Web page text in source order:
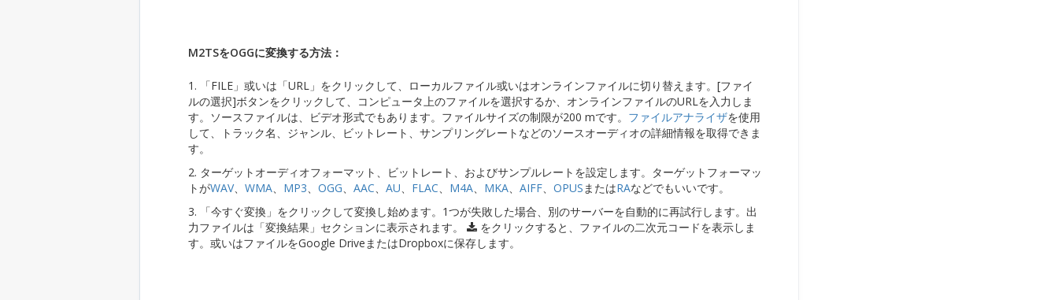
M2TSをOGGに変換する方法：
1. 「FILE」或いは「URL」をクリックして、ローカルファイル或いはオンラインファイルに切り替えます。[ファイ
ルの選択]ボタンをクリックして、コンピュータ上のファイルを選択するか、オンラインファイルのURLを入力しま
す。ソースファイルは、ビデオ形式でもあります。ファイルサイズの制限が200 mです。 ファイルアナライザを使用
して、トラック名、ジャンル、ビットレート、サンプリングレートなどのソースオーディオの詳細情報を取得できま
す。
2. ターゲットオーディオフォーマット、ビットレート、およびサンプルレートを設定します。ターゲットフォーマッ
トがWAV、 WMA、 MP3、 OGG、 AAC、 AU、 FLAC、 M4A、 MKA、 AIFF、 OPUSまたはRAなどでもいいです。
3. 「今すぐ変換」をクリックして変換し始めます。1つが失敗した場合、別のサーバーを自動的に再試行します。出
力ファイルは「変換結果」セクションに表示されます。
をクリックすると、ファイルの二次元コードを表示しま
す。或いはファイルをGoogle DriveまたはDropboxに保存します。